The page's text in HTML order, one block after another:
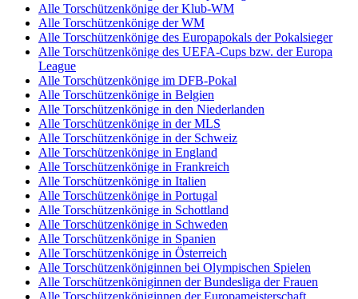
Alle Torschützenkönige der Klub-WM
Alle Torschützenkönige der WM
Alle Torschützenkönige des Europapokals der Pokalsieger
Alle Torschützenkönige des UEFA-Cups bzw. der Europa
League
Alle Torschützenkönige im DFB-Pokal
Alle Torschützenkönige in Belgien
Alle Torschützenkönige in den Niederlanden
Alle Torschützenkönige in der MLS
Alle Torschützenkönige in der Schweiz
Alle Torschützenkönige in England
Alle Torschützenkönige in Frankreich
Alle Torschützenkönige in Italien
Alle Torschützenkönige in Portugal
Alle Torschützenkönige in Schottland
Alle Torschützenkönige in Schweden
Alle Torschützenkönige in Spanien
Alle Torschützenkönige in Österreich
Alle Torschützenköniginnen bei Olympischen Spielen
Alle Torschützenköniginnen der Bundesliga der Frauen
Alle Torschützenköniginnen der Europameisterschaft